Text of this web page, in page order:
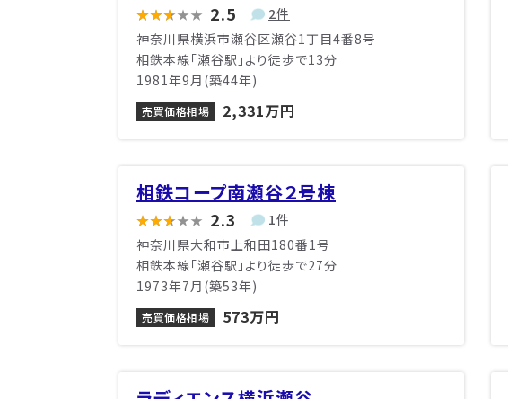
2.5
2件
神奈川県横浜市瀬谷区瀬谷1丁目4番8号
相鉄本線「瀬谷駅」より徒歩で13分
1981年9月(築44年)
売買価格相場 2,331万円
相鉄コープ南瀬谷２号棟
2.3
1件
神奈川県大和市上和田180番1号
相鉄本線「瀬谷駅」より徒歩で27分
1973年7月(築53年)
売買価格相場 573万円